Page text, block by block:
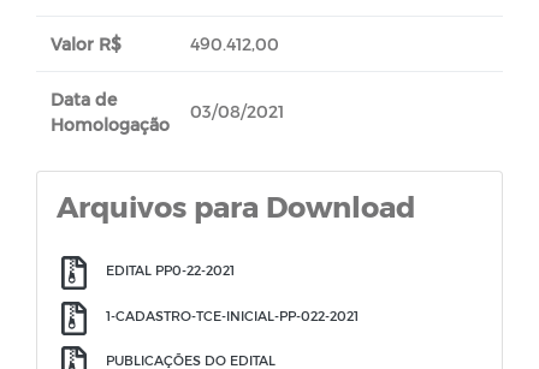
Valor R$ 490.412,00
Data de
Homologação
03/08/2021
Arquivos para Download
EDITAL PP0-22-2021
1-CADASTRO-TCE-INICIAL-PP-022-2021
PUBLICAÇÕES DO EDITAL